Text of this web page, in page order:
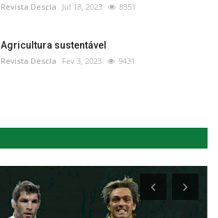
Revista Descla Jul 18, 2023 8351
Agricultura sustentável
Revista Descla Fev 3, 2023 9431